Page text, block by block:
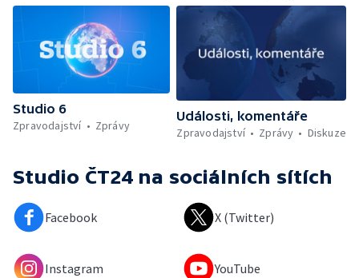
Studio 6
Zpravodajství
Zprávy
Události, komentáře
Zpravodajství
Zprávy Diskuze
Studio ČT24 na sociálních sítích
Facebook X (Twitter)
Instagram YouTube